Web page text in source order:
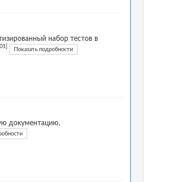
набор тестов в
Показать подробности
документацию,